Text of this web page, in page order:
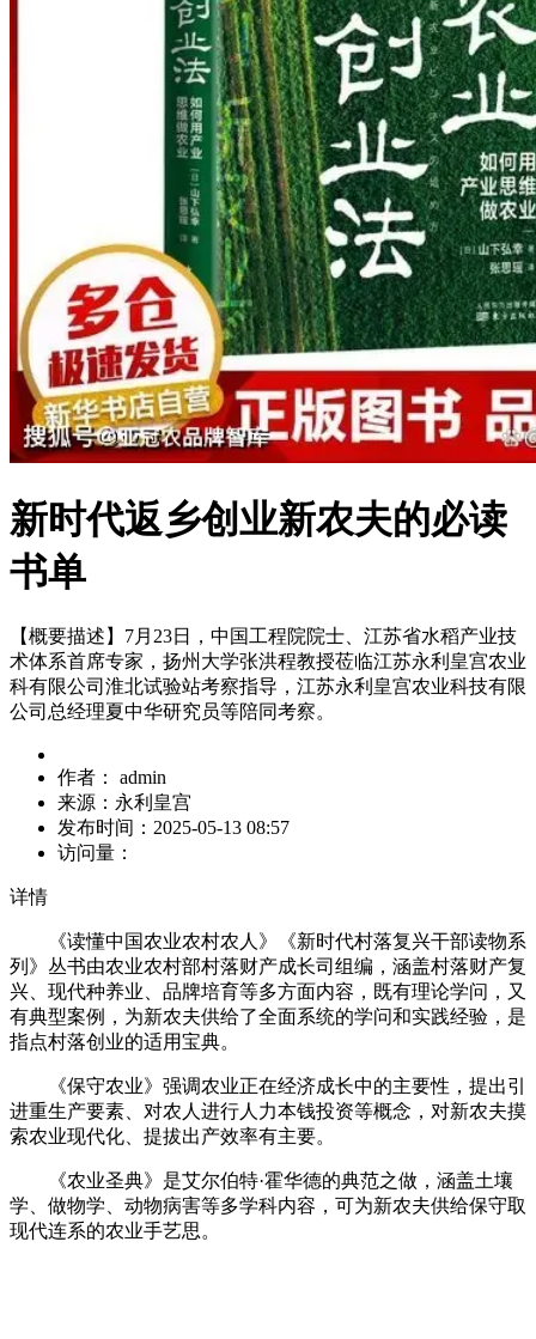
新时代返乡创业新农夫的必读
书单
【概要描述】 7月23日，中国工程院院士、江苏省水稻产业技
术体系首席专家，扬州大学张洪程教授莅临江苏永利皇宫农业
科有限公司淮北试验站考察指导，江苏永利皇宫农业科技有限
公司总经理夏中华研究员等陪同考察。
作者：
admin
来源： 永利皇宫
发布时间： 2025-05-13 08:57
访问量：
详情
《读懂中国农业农村农人》《新时代村落复兴干部读物系
列》丛书由农业农村部村落财产成长司组编，涵盖村落财产复
兴、现代种养业、品牌培育等多方面内容，既有理论学问，又
有典型案例，为新农夫供给了全面系统的学问和实践经验，是
指点村落创业的适用宝典。
《保守农业》强调农业正在经济成长中的主要性，提出引
进重生产要素、对农人进行人力本钱投资等概念，对新农夫摸
索农业现代化、提拔出产效率有主要。
《农业圣典》是艾尔伯特·霍华德的典范之做，涵盖土壤
学、做物学、动物病害等多学科内容，可为新农夫供给保守取
现代连系的农业手艺思。